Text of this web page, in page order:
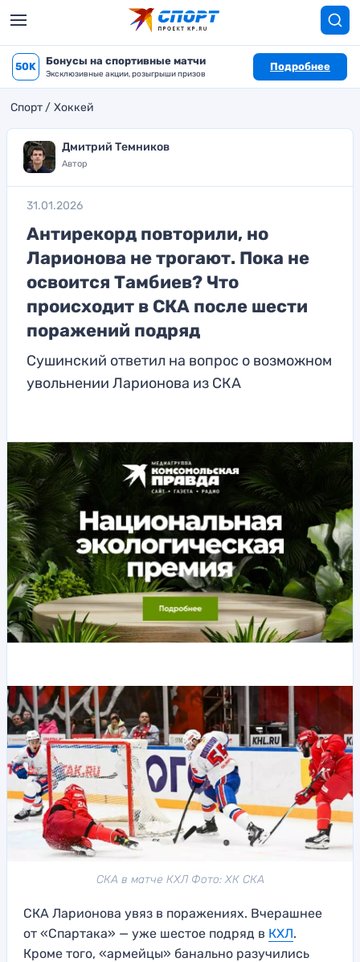
50K Бонусы на спортивные матчи
Эксклюзивные акции, розыгрыши призов
Подробнее
Спорт Хоккей
Дмитрий Темников
Автор
31.01.2026
Антирекорд повторили, но
Ларионова не трогают. Пока не
освоится Тамбиев? Что
происходит в СКА после шести
поражений подряд
Сушинский ответил на вопрос о возможном
увольнении Ларионова из СКА
СКА в матче КХЛ Фото: ХК СКА
СКА Ларионова увяз в поражениях. Вчерашнее
от «Спартака» — уже шестое подряд в КХЛ.
Кроме того, «армейцы» банально разучились